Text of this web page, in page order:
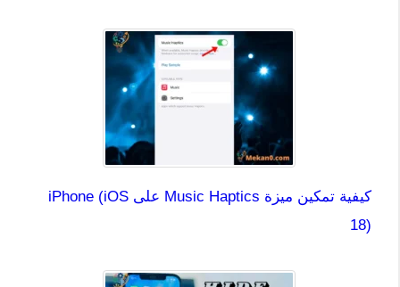
كيفية تمكين ميزة Music Haptics على iPhone (iOS
18)